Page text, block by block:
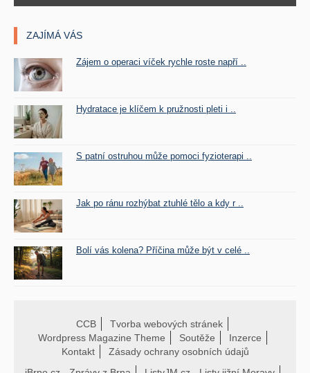
ZAJÍMÁ VÁS
Zájem o operaci víček rychle roste napří ..
Hydratace je klíčem k pružnosti pleti i ..
S patní ostruhou může pomoci fyzioterapi ..
Jak po ránu rozhýbat ztuhlé tělo a kdy r ..
Bolí vás kolena? Příčina může být v celé ..
CCB
Tvorba webových stránek
Wordpress Magazine Theme
Soutěže
Inzerce
Kontakt
Zásady ochrany osobních údajů